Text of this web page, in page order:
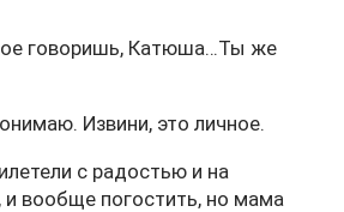
говоришь, Катюша…Ты же
Извини, это личное.
с радостью и на
вообще погостить, но мама